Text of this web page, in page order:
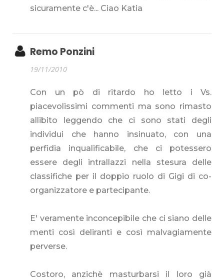
sicuramente c'è... Ciao Katia
Remo Ponzini
19/11/2010
Con un pò di ritardo ho letto i Vs.
piacevolissimi commenti ma sono rimasto
allibito leggendo che ci sono stati degli
individui che hanno insinuato, con una
perfidia inqualificabile, che ci potessero
essere degli intrallazzi nella stesura delle
classifiche per il doppio ruolo di Gigi di co-
organizzatore e partecipante.
E' veramente inconcepibile che ci siano delle
menti così deliranti e così malvagiamente
perverse.
Costoro, anzichè masturbarsi il loro già